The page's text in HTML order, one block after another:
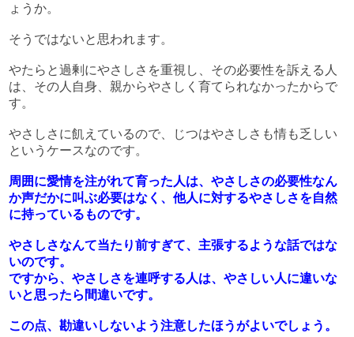
ょうか。
そうではないと思われます。
やたらと過剰にやさしさを重視し、その必要性を訴える人
は、その人自身、親からやさしく育てられなかったからで
す。
やさしさに飢えているので、じつはやさしさも情も乏しい
というケースなのです。
周囲に愛情を注がれて育った人は、やさしさの必要性なん
か声だかに叫ぶ必要はなく、他人に対するやさしさを自然
に持っているものです。
やさしさなんて当たり前すぎて、主張するような話ではな
いのです。
ですから、やさしさを連呼する人は、やさしい人に違いな
いと思ったら間違いです。
この点、勘違いしないよう注意したほうがよいでしょう。